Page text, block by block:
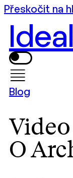
Přeskočit na
Blog
Video
O